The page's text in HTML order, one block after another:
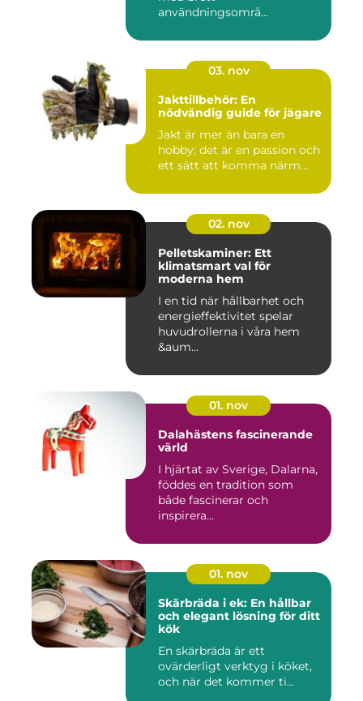
användningsområ...
03. nov
Jakttillbehör: En
nödvändig guide för jägare
Jakt är mer än bara en
hobby; det är en passion och
ett sätt att komma närm...
02. nov
Pelletskaminer: Ett
klimatsmart val för
moderna hem
I en tid när hållbarhet och
energieffektivitet spelar
huvudrollerna i våra hem
&aum...
01. nov
Dalahästens fascinerande
värld
I hjärtat av Sverige, Dalarna,
föddes en tradition som
både fascinerar och
inspirera...
01. nov
Skärbräda i ek: En hållbar
och elegant lösning för ditt
kök
En skärbräda är ett
ovärderligt verktyg i köket,
och när det kommer ti...